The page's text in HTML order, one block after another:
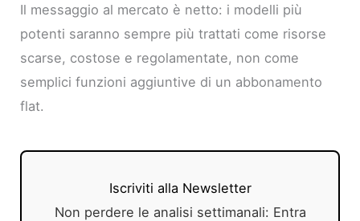
Il messaggio al mercato è netto: i modelli più
potenti saranno sempre più trattati come risorse
scarse, costose e regolamentate, non come
semplici funzioni aggiuntive di un abbonamento
flat.
Iscriviti alla Newsletter
Non perdere le analisi settimanali: Entra